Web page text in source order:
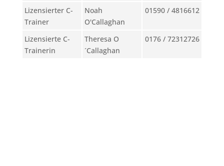
Lizensierter C-
Trainer
Noah
O'Callaghan
01590 / 4816612
Lizensierte C-
Trainerin
Theresa O
´Callaghan
0176 / 72312726